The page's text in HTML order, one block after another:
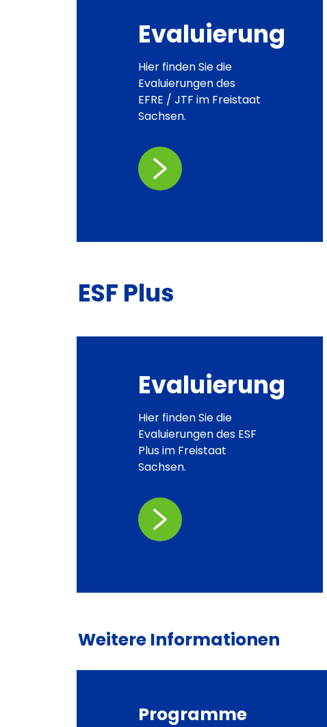
Evaluierung
Hier finden Sie die
Evaluierungen des
EFRE / JTF im Freistaat
Sachsen.
ESF Plus
Evaluierung
Hier finden Sie die
Evaluierungen des ESF
Plus im Freistaat
Sachsen.
Weitere Informationen
Programme